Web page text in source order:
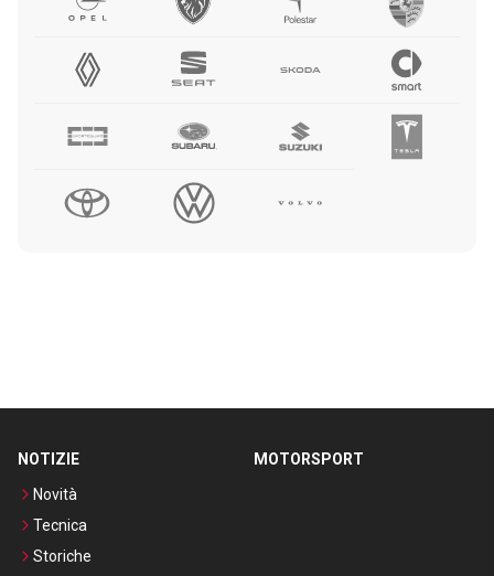
NOTIZIE
Novità
Tecnica
Storiche
MOTORSPORT